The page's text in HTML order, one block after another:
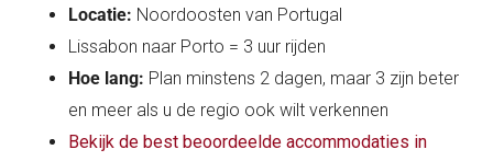
Locatie: Noordoosten van Portugal
Lissabon naar Porto = 3 uur rijden
Hoe lang: Plan minstens 2 dagen, maar 3 zijn beter
en meer als u de regio ook wilt verkennen
Bekijk de best beoordeelde accommodaties in